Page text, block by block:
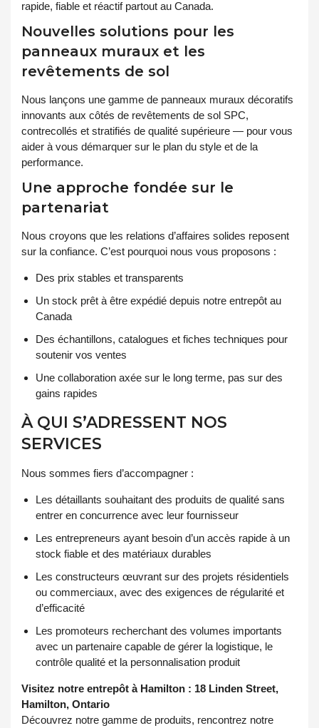
rapide, fiable et réactif partout au Canada.
Nouvelles solutions pour les
panneaux muraux et les
revêtements de sol
Nous lançons une gamme de panneaux muraux décoratifs
innovants aux côtés de revêtements de sol SPC,
contrecollés et stratifiés de qualité supérieure — pour vous
aider à vous démarquer sur le plan du style et de la
performance.
Une approche fondée sur le
partenariat
Nous croyons que les relations d’affaires solides reposent
sur la confiance. C’est pourquoi nous vous proposons :
Des prix stables et transparents
Un stock prêt à être expédié depuis notre entrepôt au
Canada
Des échantillons, catalogues et fiches techniques pour
soutenir vos ventes
Une collaboration axée sur le long terme, pas sur des
gains rapides
À QUI S’ADRESSENT NOS
SERVICES
Nous sommes fiers d’accompagner :
Les détaillants souhaitant des produits de qualité sans
entrer en concurrence avec leur fournisseur
Les entrepreneurs ayant besoin d’un accès rapide à un
stock fiable et des matériaux durables
Les constructeurs œuvrant sur des projets résidentiels
ou commerciaux, avec des exigences de régularité et
d’efficacité
Les promoteurs recherchant des volumes importants
avec un partenaire capable de gérer la logistique, le
contrôle qualité et la personnalisation produit
Visitez notre entrepôt à Hamilton : 18 Linden Street,
Hamilton, Ontario
Découvrez notre gamme de produits, rencontrez notre